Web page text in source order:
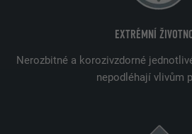
EXTRÉMNÍ
Nerozbitné a korozivzdorné
nepodléhají vlivům